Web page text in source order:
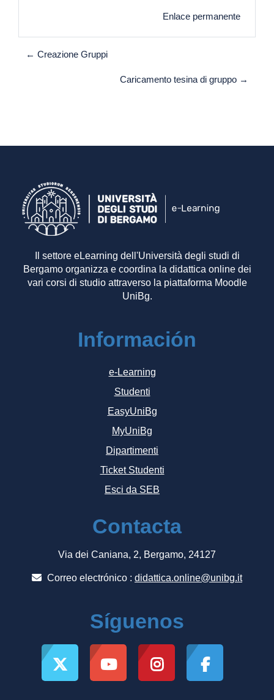
Enlace permanente
← Creazione Gruppi
Caricamento tesina di gruppo →
Il settore eLearning dell'Università degli studi di
Bergamo organizza e coordina la didattica online dei
vari corsi di studio attraverso la piattaforma Moodle
UniBg.
Información
e-Learning
Studenti
EasyUniBg
MyUniBg
Dipartimenti
Ticket Studenti
Esci da SEB
Contacta
Via dei Caniana, 2, Bergamo, 24127
Correo electrónico : didattica.online@unibg.it
Síguenos